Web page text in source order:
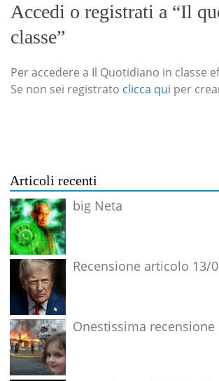
Accedi o registrati a “Il
classe”
Per accedere a Il Quotidiano in classe
Se non sei registrato clicca qui per
Articoli recenti
big Neta
Recensione articolo 13/
Onestissima recensione